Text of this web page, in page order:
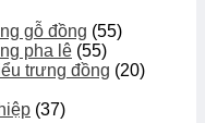
gỗ đồng (55)
pha lê (55)
trưng đồng (20)
(37)